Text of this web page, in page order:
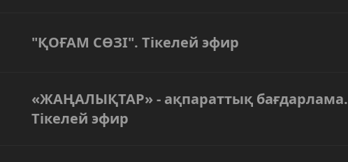
"ҚОҒАМ СӨЗІ". Тікелей эфир
«ЖАҢАЛЫҚТАР» - ақпараттық бағдарлама.
Тікелей эфир